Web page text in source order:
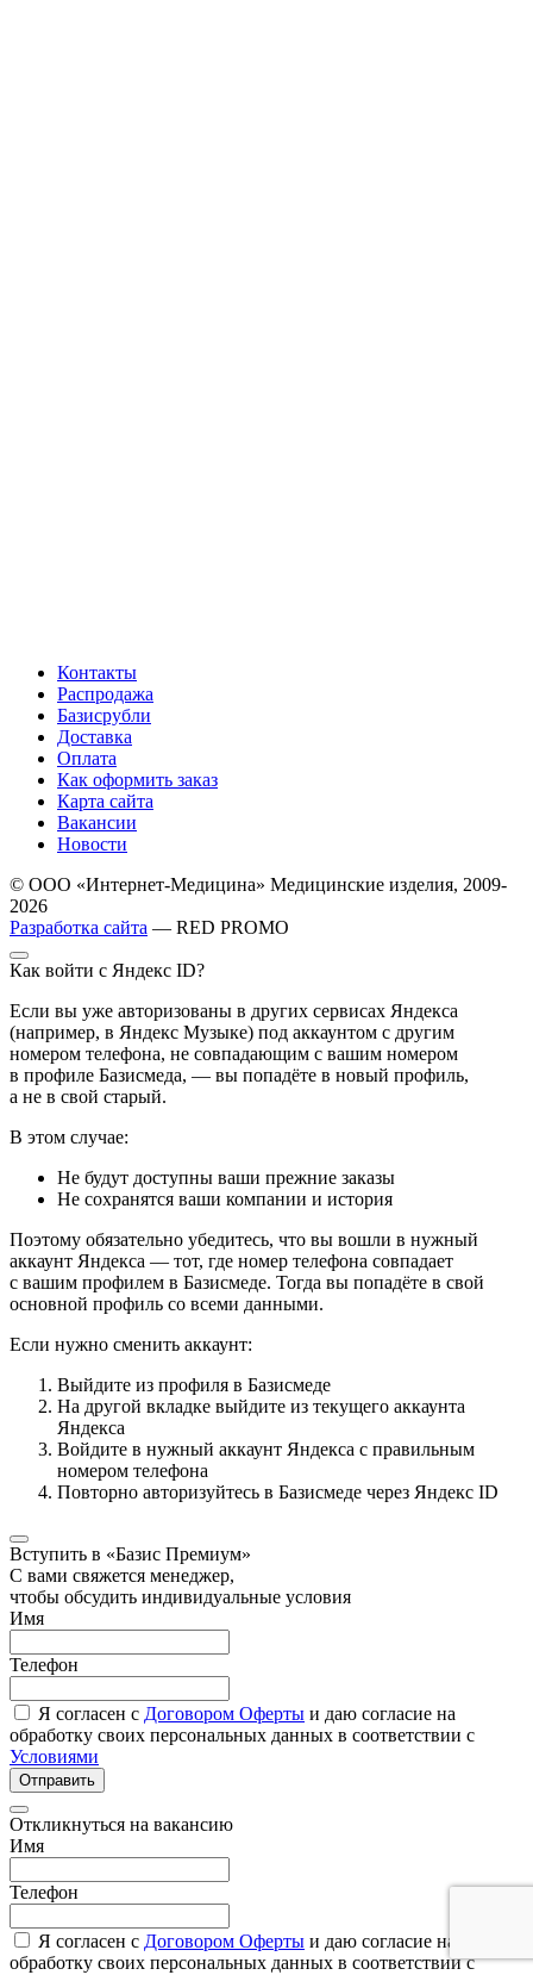
Контакты
Распродажа
Базисрубли
Доставка
Оплата
Как оформить заказ
Карта сайта
Вакансии
Новости
© ООО «Интернет-Медицина» Медицинские изделия, 2009-
2026
Разработка сайта — RED PROMO
Как войти с Яндекс ID?
Если вы уже авторизованы в других сервисах Яндекса
(например, в Яндекс Музыке) под аккаунтом с другим
номером телефона, не совпадающим с вашим номером
в профиле Базисмеда, — вы попадёте в новый профиль,
а не в свой старый.
В этом случае:
Не будут доступны ваши прежние заказы
Не сохранятся ваши компании и история
Поэтому обязательно убедитесь, что вы вошли в нужный
аккаунт Яндекса — тот, где номер телефона совпадает
с вашим профилем в Базисмеде. Тогда вы попадёте в свой
основной профиль со всеми данными.
Если нужно сменить аккаунт:
Выйдите из профиля в Базисмеде
На другой вкладке выйдите из текущего аккаунта
Яндекса
Войдите в нужный аккаунт Яндекса с правильным
номером телефона
Повторно авторизуйтесь в Базисмеде через Яндекс ID
Вступить в «Базис Премиум»
С вами свяжется менеджер,
чтобы обсудить индивидуальные условия
Имя
Телефон
Я согласен с Договором Оферты и даю согласие на
обработку своих персональных данных в соответствии с
Условиями
Отправить
Откликнуться на вакансию
Имя
Телефон
Я согласен с Договором Оферты и даю согласие на
обработку своих персональных данных в соответствии с